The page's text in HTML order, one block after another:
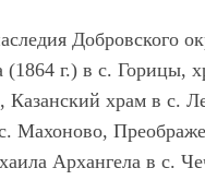
Добровского
г.) в с. Горицы,
храм в с.
Архангела в с.